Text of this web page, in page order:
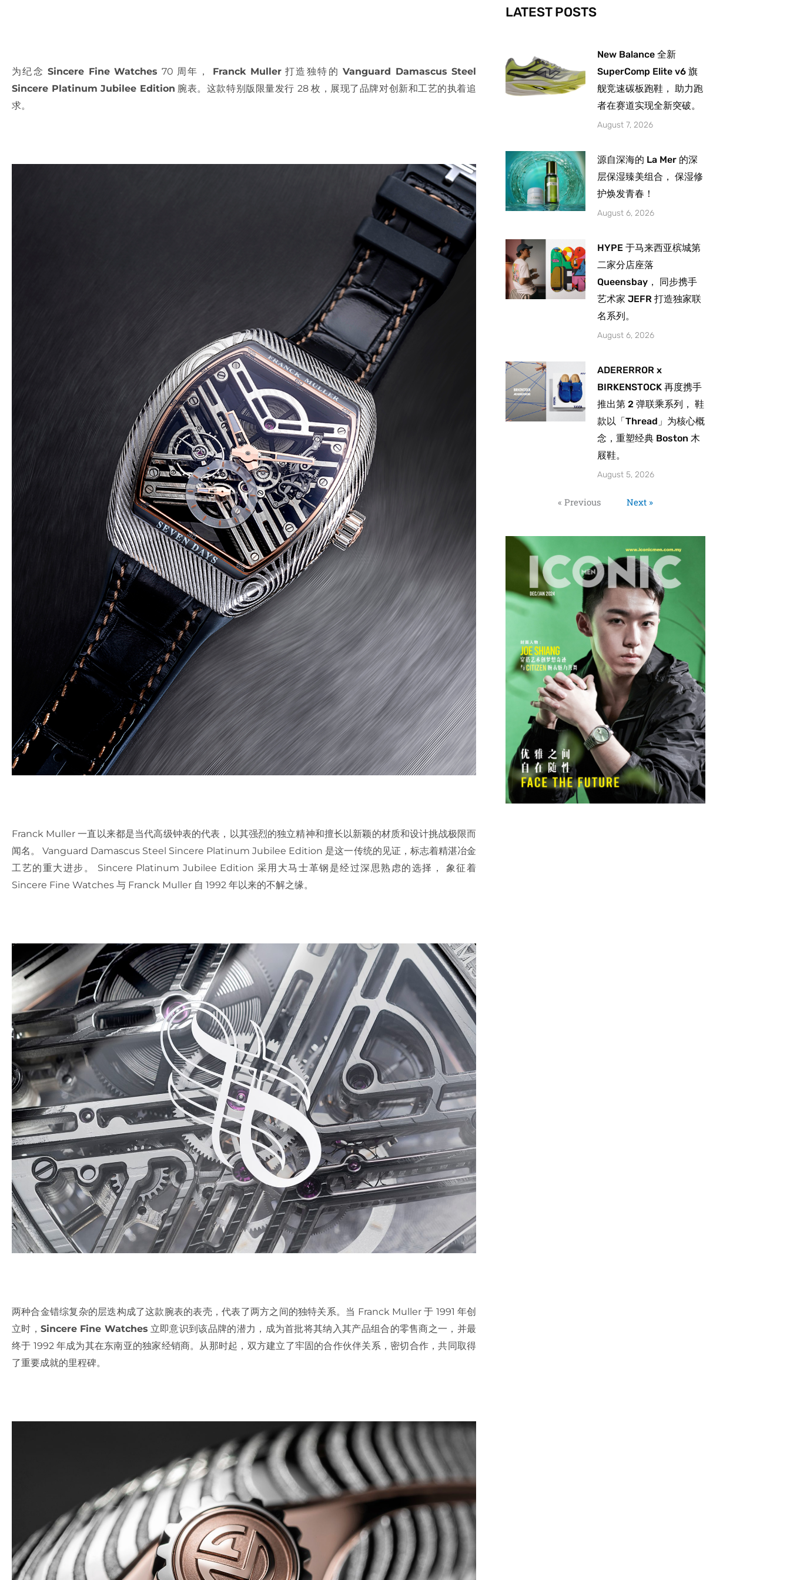
为纪念Sincere Fine Watches 70 周年， Franck Muller打造独特的Vanguard Damascus Steel
Sincere Platinum Jubilee Edition 腕表。这款特别版限量发行 28 枚，展现了品牌对创新和工艺的执着追
求。
Franck Muller 一直以来都是当代高级钟表的代表，以其强烈的独立精神和擅长以新颖的材质和设计挑战极限而
闻名。 Vanguard Damascus Steel Sincere Platinum Jubilee Edition 是这一传统的见证，标志着精湛冶金
工艺的重大进步。 Sincere Platinum Jubilee Edition 采用大马士革钢是经过深思熟虑的选择， 象征着
Sincere Fine Watches 与 Franck Muller 自 1992 年以来的不解之缘。
两种合金错综复杂的层迭构成了这款腕表的表壳，代表了两方之间的独特关系。当 Franck Muller 于 1991 年创
立时， Sincere Fine Watches 立即意识到该品牌的潜力，成为首批将其纳入其产品组合的零售商之一，并最
终于 1992 年成为其在东南亚的独家经销商。从那时起，双方建立了牢固的合作伙伴关系，密切合作，共同取得
了重要成就的里程碑。
-
f
m
LATEST POSTS
New Balance 全新
SuperComp Elite v6 旗
舰竞速碳板跑鞋， 助力跑
者在赛道实现全新突破。
August 7, 2026
源自深海的 La Mer 的深
层保湿臻美组合， 保湿修
护焕发青春！
August 6, 2026
HYPE 于马来西亚槟城第
二家分店座落
Queensbay， 同步携手
艺术家 JEFR 打造独家联
名系列。
August 6, 2026
ADERERROR x
BIRKENSTOCK 再度携手
推出第 2 弹联乘系列， 鞋
款以「Thread」为核心概
念，重塑经典 Boston 木
屐鞋。
August 5, 2026
« Previous Next »